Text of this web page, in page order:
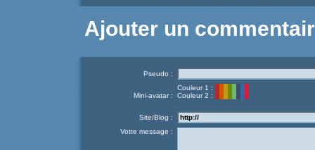
Ajouter un
Pseudo :
Mini-avatar :
Couleur 1 :
Couleur 2 :
Site/Blog :
Votre message :